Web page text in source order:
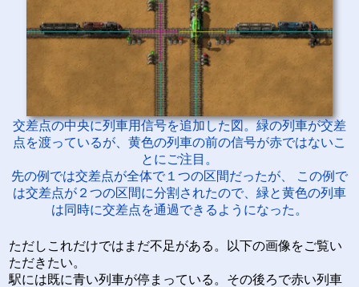
交差点の中央に列車用信号を追加した図。緑の列車が交差
点を渡っているが、黄色の列車の前の信号が赤ではないこ
とにご注目。
先の例では交差点が全体で１つの区間だったが、 この例で
は交差点が２つの区間に分割されたので、緑と黄色の列車
は同時に交差点を通過できるようになった。
ただしこれだけではまだ不足がある。以下の画像をご覧い
ただきたい。
駅には既に青い列車が停まっている。その後ろで赤い列車